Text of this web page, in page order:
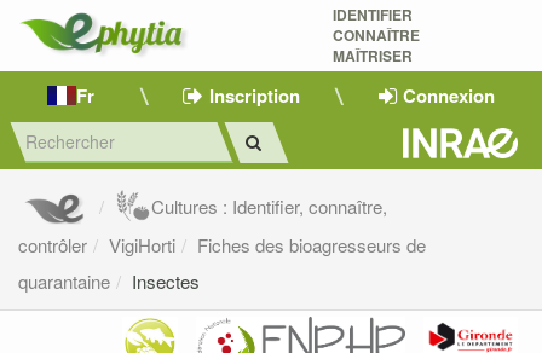
IDENTIFIER
CONNAÎTRE
MAÎTRISER
Fr Inscription Connexion
Cultures : Identifier, connaître,
contrôler
VigiHorti
Fiches des bioagresseurs de
quarantaine
Insectes